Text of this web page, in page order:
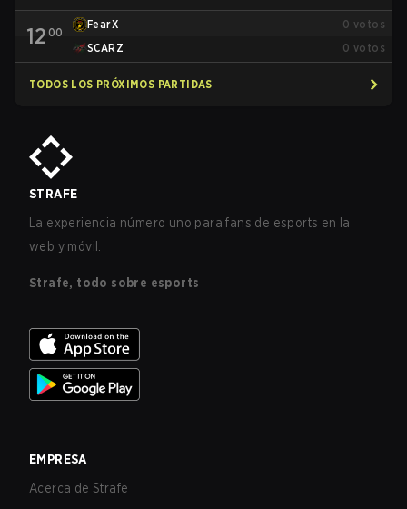
12 00
FearX 0 votos
SCARZ
0 votos
TODOS LOS PRÓXIMOS PARTIDAS
STRAFE
La experiencia número uno para fans de esports en la
web y móvil.
Strafe, todo sobre esports
EMPRESA
Acerca de Strafe